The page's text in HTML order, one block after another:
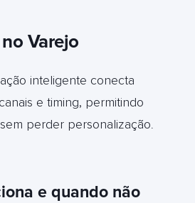
Varejo
inteligente conecta
e timing, permitindo
perder personalização.
e quando não